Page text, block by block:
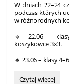
W dniach 22–24
podczas których
w różnorodnych
🔹 22.06 –
koszykówce 3x3.
🔹 23.06 – klasy
Dni
Czytaj więcej